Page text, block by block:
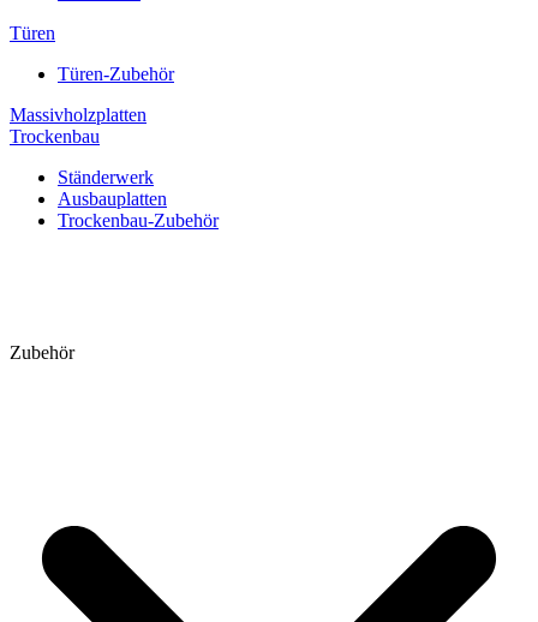
Türen
Türen-Zubehör
Massivholzplatten
Trockenbau
Ständerwerk
Ausbauplatten
Trockenbau-Zubehör
Zubehör